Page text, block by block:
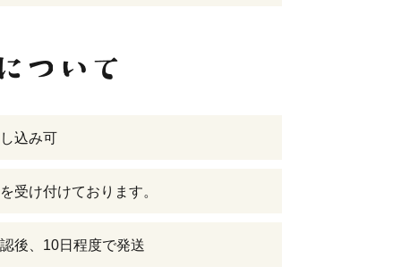
込み可
受け付けております。
後、10日程度で発送